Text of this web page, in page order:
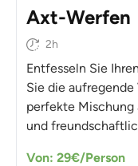
Axt-Werfen
2h
Entfesseln Sie
Sie die
perfekte Mischung
und
Von: 29€/Person